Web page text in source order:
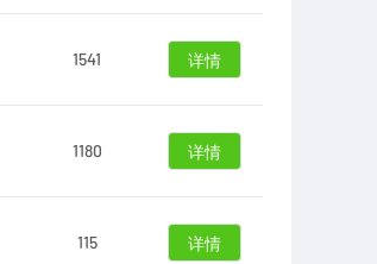
1541 详情
1180 详情
115 详情